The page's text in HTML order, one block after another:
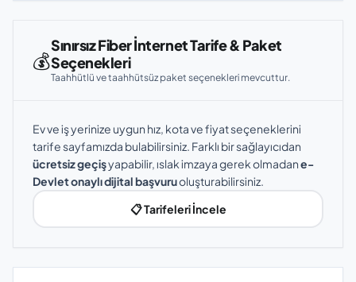
💰
Sınırsız Fiber İnternet Tarife & Paket
Seçenekleri
Taahhütlü ve taahhütsüz paket seçenekleri mevcuttur.
Ev ve iş yerinize uygun hız, kota ve fiyat seçeneklerini
tarife sayfamızda bulabilirsiniz. Farklı bir sağlayıcıdan
ücretsiz geçişyapabilir, ıslak imzaya gerek olmadane-
Devlet onaylı dijital başvuruoluşturabilirsiniz.
📋 Tarifeleri İncele